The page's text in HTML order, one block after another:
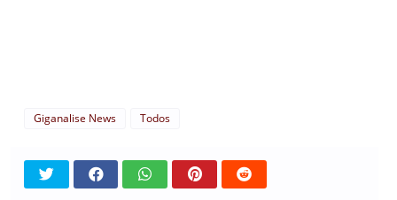
Giganalise News Todos